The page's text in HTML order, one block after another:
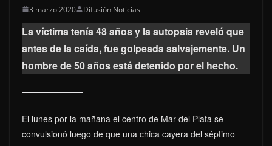
3 marzo 2020 Difusión Noticias
La víctima tenía 48 años y la autopsia reveló que
antes de la caída, fue golpeada salvajemente. Un
hombre de 50 años está detenido por el hecho.
El lunes por la mañana el centro de Mar del Plata se
convulsionó luego de que una chica cayera del séptimo